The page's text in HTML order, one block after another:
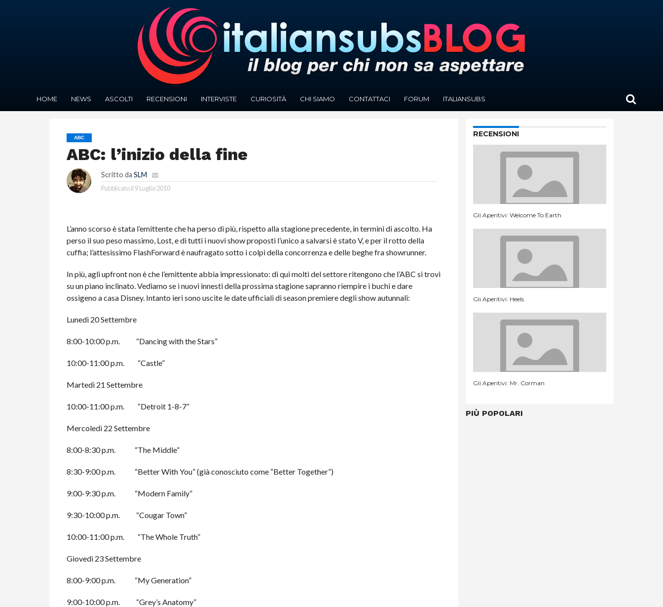
HOME NEWS ASCOLTI RECENSIONI INTERVISTE CURIOSITÀ CHI SIAMO CONTATTACI FORUM ITALIANSUBS
ABC
ABC: l’inizio della fine
Scritto da SLM
Pubblicato il 9 Luglio 2010
L’anno scorso è stata l’emittente che ha perso di più, rispetto alla stagione precedente, in termini di ascolto. Ha
perso il suo peso massimo, Lost, e di tutti i nuovi show proposti l’unico a salvarsi è stato V, e per il rotto della
cuffia; l’attesissimo FlashForward è naufragato sotto i colpi della concorrenza e delle beghe fra showrunner.
In più, agli upfront non è che l’emittente abbia impressionato: di qui molti del settore ritengono che l’ABC si trovi
su un piano inclinato. Vediamo se i nuovi innesti della prossima stagione sapranno riempire i buchi e dare
ossigeno a casa Disney. Intanto ieri sono uscite le date ufficiali di season premiere degli show autunnali:
Lunedì 20 Settembre
8:00-10:00 p.m. “Dancing with the Stars”
10:00-11:00 p.m. “Castle”
Martedì 21 Settembre
10:00-11:00 p.m. “Detroit 1-8-7”
Mercoledì 22 Settembre
8:00-8:30 p.m. “The Middle”
8:30-9:00 p.m. “Better With You” (già conosciuto come “Better Together”)
9:00-9:30 p.m. “Modern Family”
9:30-10:00 p.m. “Cougar Town”
10:00-11:00 p.m. “The Whole Truth”
Giovedì 23 Settembre
8:00-9:00 p.m. “My Generation”
9:00-10:00 p.m. “Grey’s Anatomy”
RECENSIONI
Gli Aperitivi: Welcome To Earth
Gli Aperitivi: Heels
Gli Aperitivi: Mr. Corman
PIÙ POPOLARI